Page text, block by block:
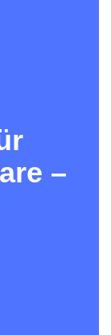
–